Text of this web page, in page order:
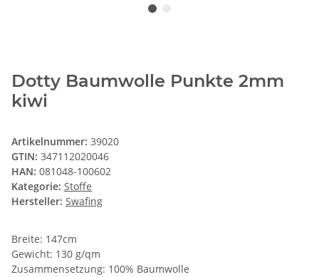
Dotty Baumwolle Punkte 2mm
kiwi
Artikelnummer: 39020
GTIN: 347112020046
HAN: 081048-100602
Kategorie: Stoffe
Hersteller: Swafing
Breite: 147cm
Gewicht: 130 g/qm
Zusammensetzung: 100% Baumwolle